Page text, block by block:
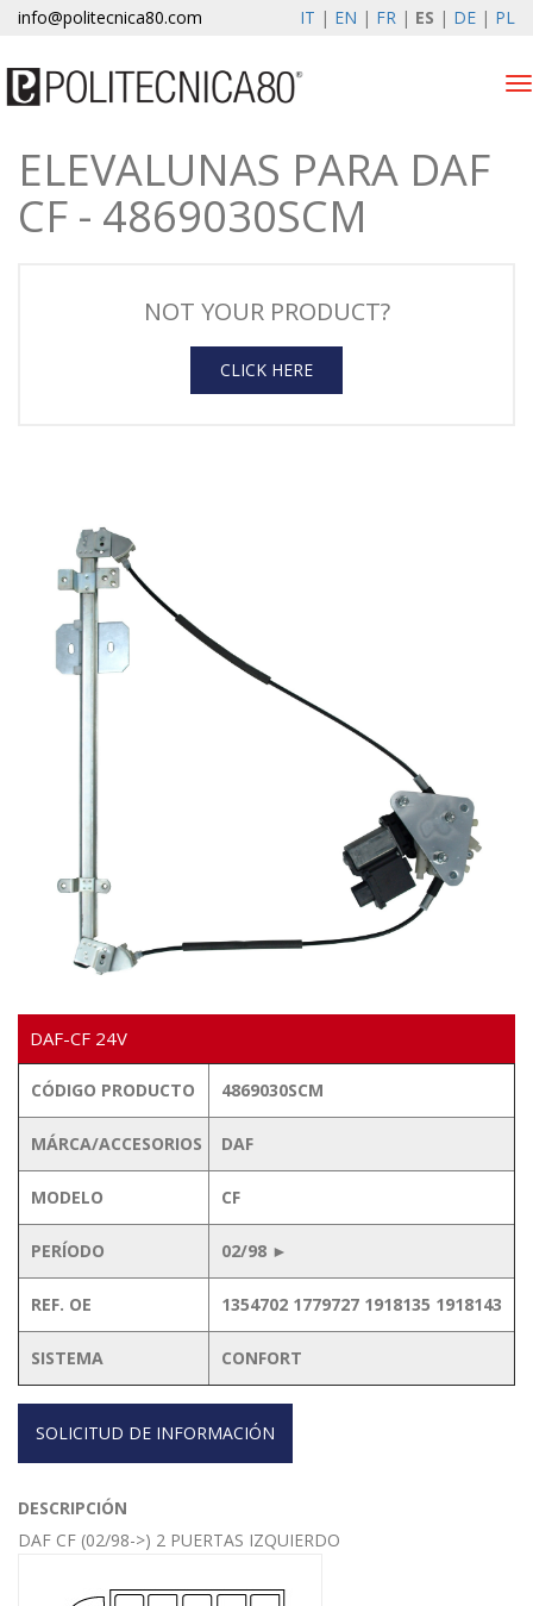
info@politecnica80.com IT | EN | FR | ES | DE | PL
sabato 8 agosto 2026
Productos
EMPRESA
Noticias y Eventos
ELEVALUNAS PARA DAF
CF - 4869030SCM
NOT YOUR PRODUCT?
CLICK HERE
DAF-CF 24V
CÓDIGO PRODUCTO 4869030SCM
MÁRCA/ACCESORIOS DAF
MODELO CF
PERÍODO 02/98 ►
REF. OE 1354702 1779727 1918135 1918143
SISTEMA CONFORT
SOLICITUD DE INFORMACIÓN
DESCRIPCIÓN
DAF CF (02/98->) 2 PUERTAS IZQUIERDO